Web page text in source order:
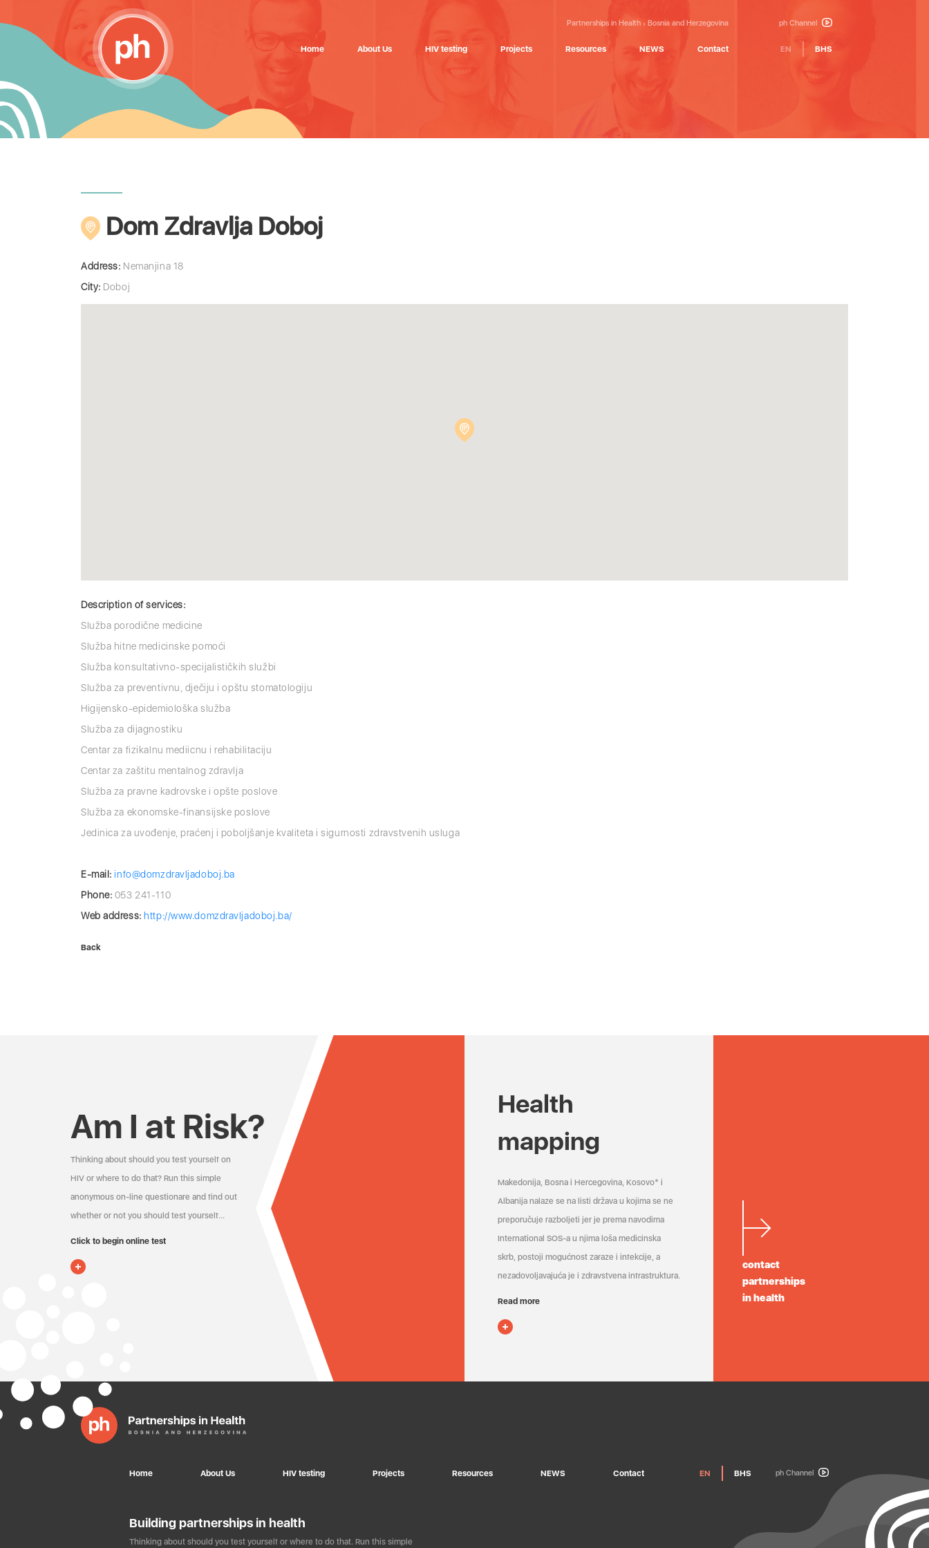
Partnerships in Health Bosnia and Herzegovina ph Channel
Home About Us HIV testing Projects Resources NEWS Contact EN BHS
Dom Zdravlja Doboj
Address: Nemanjina 18
City: Doboj
Description of services:
Služba porodične medicine
Služba hitne medicinske pomoći
Služba konsultativno-specijalističkih službi
Služba za preventivnu, dječiju i opštu stomatologiju
Higijensko-epidemiološka služba
Služba za dijagnostiku
Centar za fizikalnu mediicnu i rehabilitaciju
Centar za zaštitu mentalnog zdravlja
Služba za pravne kadrovske i opšte poslove
Služba za ekonomske-finansijske poslove
Jedinica za uvođenje, praćenj i poboljšanje kvaliteta i sigurnosti zdravstvenih usluga
E-mail: info@domzdravljadoboj.ba
Phone: 053 241-110
Web address: http://www.domzdravljadoboj.ba/
Back
Am I at Risk?
Thinking about should you test yourself on
HIV or where to do that? Run this simple
anonymous on-line questionare and find out
whether or not you should test yourself…
Click to begin online test
Health
mapping
Makedonija, Bosna i Hercegovina, Kosovo* i
Albanija nalaze se na listi država u kojima se ne
preporučuje razboljeti jer je prema navodima
International SOS-a u njima loša medicinska
skrb, postoji mogućnost zaraze i infekcije, a
nezadovoljavajuća je i zdravstvena infrastruktura.
Read more
contact
partnerships
in health
Home About Us HIV testing Projects Resources NEWS Contact ph Channel
EN BHS
Building partnerships in health
Thinking about should you test yourself or where to do that. Run this simple